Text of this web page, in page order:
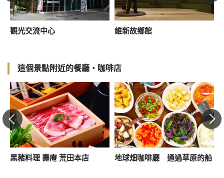
觀光交流中心 維新故鄉館
這個景點附近的餐廳・咖啡店
黑豬料理 壽庵 荒田本店 地球畑咖啡廳 通過草原的船